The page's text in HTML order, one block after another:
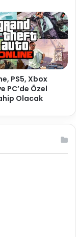
PS5, Xbox
PC’de Özel
Olacak